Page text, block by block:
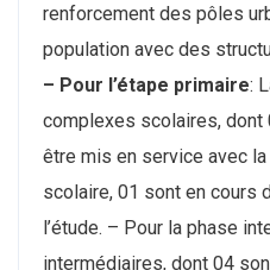
renforcement des pôles
population avec des
– Pour l’étape primaire:
complexes scolaires, dont
être mis en service avec
scolaire, 01 sont en cours
l’étude. – Pour la phase
intermédiaires, dont 04